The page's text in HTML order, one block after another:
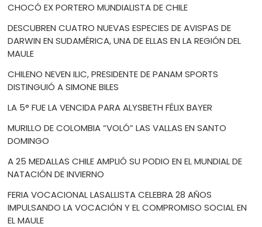
CHOCÓ EX PORTERO MUNDIALISTA DE CHILE
DESCUBREN CUATRO NUEVAS ESPECIES DE AVISPAS DE
DARWIN EN SUDAMÉRICA, UNA DE ELLAS EN LA REGIÓN DEL
MAULE
CHILENO NEVEN ILIC, PRESIDENTE DE PANAM SPORTS
DISTINGUIÓ A SIMONE BILES
LA 5° FUE LA VENCIDA PARA ALYSBETH FÉLIX BAYER
MURILLO DE COLOMBIA “VOLÓ” LAS VALLAS EN SANTO
DOMINGO
A 25 MEDALLAS CHILE AMPLIÓ SU PODIO EN EL MUNDIAL DE
NATACIÓN DE INVIERNO
FERIA VOCACIONAL LASALLISTA CELEBRA 28 AÑOS
IMPULSANDO LA VOCACIÓN Y EL COMPROMISO SOCIAL EN
EL MAULE